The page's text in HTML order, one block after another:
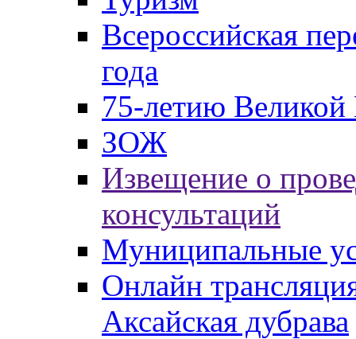
Всероссийская
года
75-летию
ЗОЖ
Извещение о
консультаций
Муниципальные
Онлайн
Аксайская дубрава